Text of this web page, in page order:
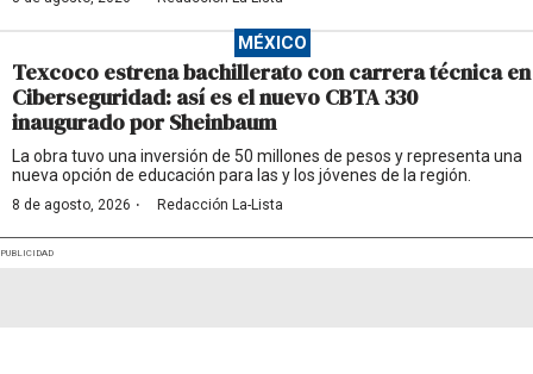
MÉXICO
Texcoco estrena bachillerato con carrera técnica en
Ciberseguridad: así es el nuevo CBTA 330
inaugurado por Sheinbaum
La obra tuvo una inversión de 50 millones de pesos y representa una
nueva opción de educación para las y los jóvenes de la región.
8 de agosto, 2026 · Redacción La-Lista
PUBLICIDAD